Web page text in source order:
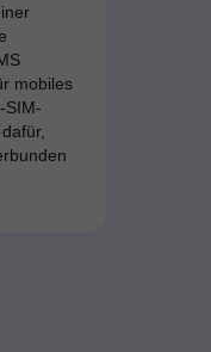
mobiles
SIM-